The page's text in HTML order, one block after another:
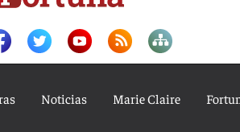
Noticias Marie Claire